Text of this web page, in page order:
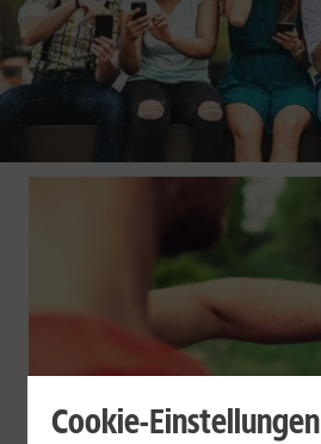
Cookie-Einstellungen